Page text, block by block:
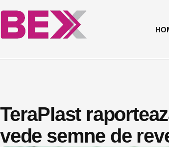
TeraPlast
vede semne de